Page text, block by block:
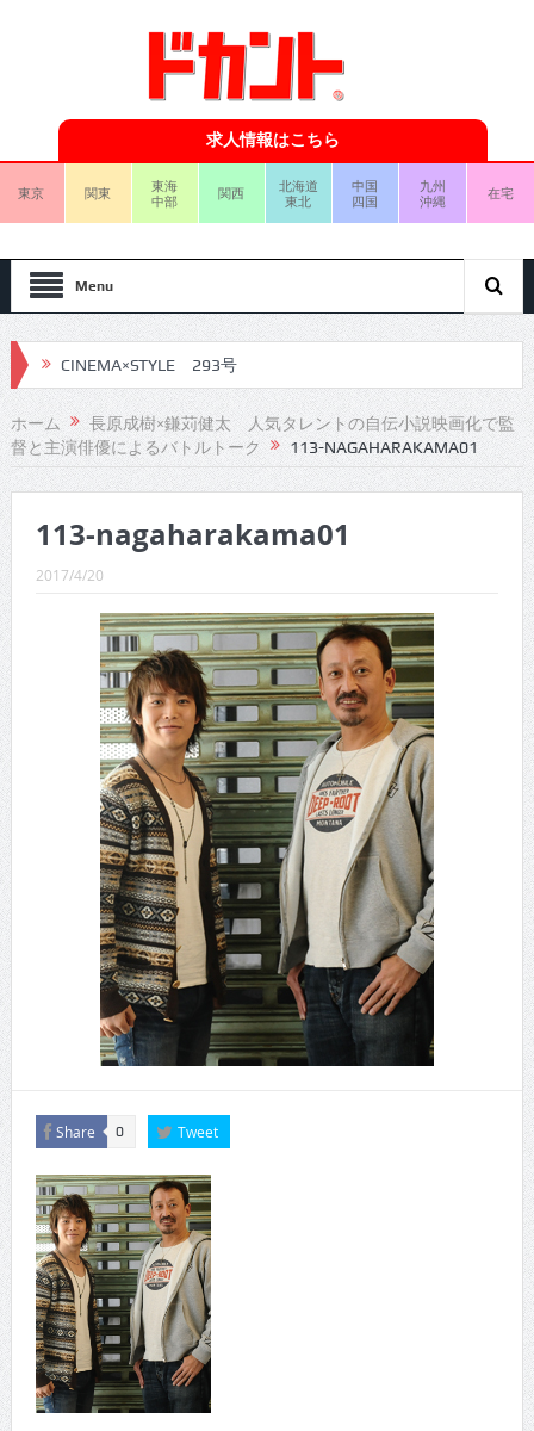
求人情報はこちら
東京 関東
東海
中部
関西
北海道
東北
中国
四国
九州
沖縄
在宅
Menu
CINEMA×STYLE 293号
CINEMA×STYLE 292号
CINEMA×STYLE 291号
CINEMA×STYLE 289号
CINEMA×STYLE 287号
CINEMA×STYLE 286号
CINEMA×STYLE 285号
CINEMA×STYLE 294号
ホーム
長原成樹×鎌苅健太 人気タレントの自伝小説映画化で監
督と主演俳優によるバトルトーク
113-NAGAHARAKAMA01
113-nagaharakama01
2017/4/20
Share 0 Tweet